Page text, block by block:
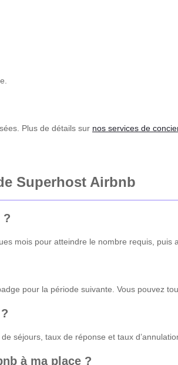
Plus de détails sur nos services de
Superhost Airbnb
?
mois pour atteindre le nombre requis, puis
pour la période suivante. Vous pouvez
séjours, taux de réponse et taux
à ma place ?